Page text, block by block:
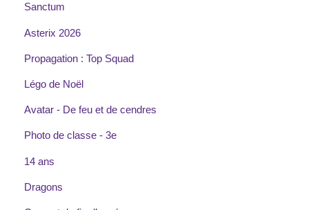
Sanctum
Asterix 2026
Propagation : Top Squad
Légo de Noël
Avatar - De feu et de cendres
Photo de classe - 3e
14 ans
Dragons